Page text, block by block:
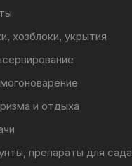
хозблоки, укрытия
и отдыха
препараты для сада